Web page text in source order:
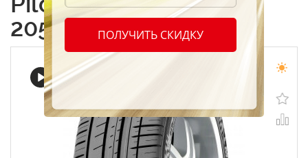
205/45 R16 83V
ПОЛУЧИТЬ СКИДКУ